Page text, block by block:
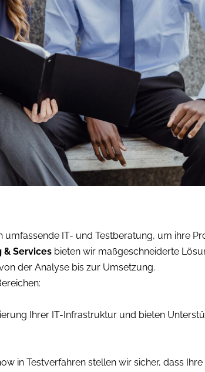
IT- und Testberatung, um ihre
& Services bieten wir maßgeschneiderte
der Analyse bis zur Umsetzung.
Ihrer IT-Infrastruktur und bieten
in Testverfahren stellen wir sicher, dass